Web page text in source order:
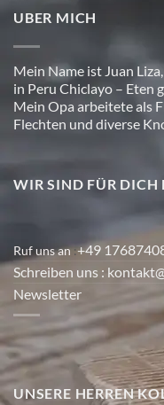
UBER MICH
Mein Name ist Juan
in Peru Chiclayo – Eten
Mein Opa arbeitete als
Flechten und diverse
WIR SIND FÜR DICH
Ruf uns an:+49
Schreiben uns :
Newsletter
UNSERE HERREN